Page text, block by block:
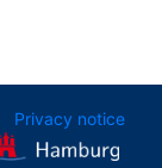
Privacy notice